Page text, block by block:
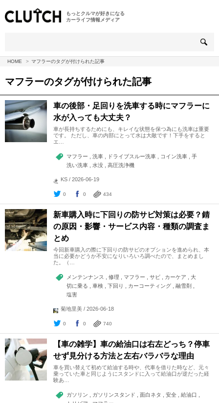
もっとクルマが好きになる
カーライフ情報メディア
HOME マフラーのタグが付けられた記事
マフラーのタグが付けられた記事
車の後部・足回りを洗車する時にマフラーに
水が入っても大丈夫？
車が長持ちするためにも、キレイな状態を保つ為にも洗車は重要
です。 ただし、車の内部にとって水は大敵です！下手をすると
エ…
マフラー , 洗車 , ドライブスルー洗車 , コイン洗車 , 手
洗い洗車 , 水没 , 高圧洗浄機
KS / 2026-06-19
0 0 434
新車購入時に下回りの防サビ対策は必要？錆
の原因・影響・サービス内容・種類の調査ま
とめ
今回新車購入の際に下回りの防サビのオプションを進められ、本
当に必要かどうか不安になりいろいろ調べたので、まとめまし
た。（…
メンテンナンス , 修理 , マフラー , サビ , カーケア , 大
切に乗る , 車検 , 下回り , カーコーティング , 融雪剤 ,
塩害
菊地里美 / 2026-06-18
0 0 740
【車の雑学】車の給油口は右左どっち？停車
せず見分ける方法と左右バラバラな理由
車を買い替えて初めて給油する時や、代車を借りた時など、元々
乗っていた車と同じようにスタンドに入って給油口が逆だった経
験あ…
ガソリン , ガソリンスタンド , 面白ネタ , 安全 , 給油口 ,